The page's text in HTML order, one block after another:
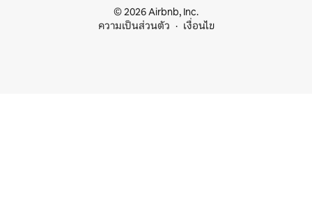
© 2026 Airbnb, Inc.
ความเป็นส่วนตัว
เงื่อนไข